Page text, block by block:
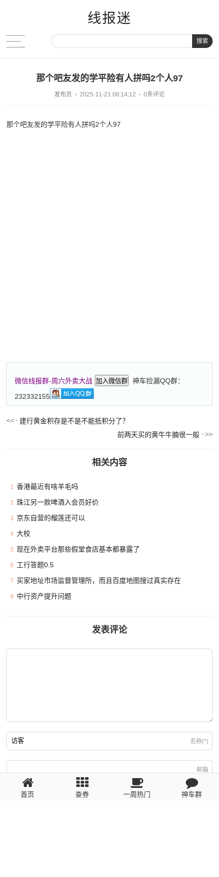
线报迷
搜索
那个吧友发的学平险有人拼吗2个人97
发布员 2025-11-21 08:14:12 0条评论
那个吧友发的学平险有人拼吗2个人97
微信线报群-周六外卖大战 加入微信群
神车捡漏QQ群：
232332155
建行黄金积存是不是不能抵积分了？
前两天买的黄牛牛腩很一般
相关内容
1 香港最近有啥羊毛吗
2 珠江另一款啤酒入会员好价
3 京东自营的榴莲还可以
4 大校
5 现在外卖平台那些假堂食店基本都暴露了
6 工行答题0.5
7 买家地址市场监督管理所，而且百度地图搜过真实存在
8 中行资产提升问题
发表评论
名称(*)
邮箱
回复需填写必要信息
首页 查券 一周热门 神车群